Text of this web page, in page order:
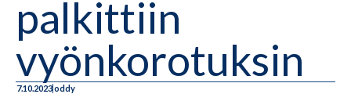
palkittiin
vyönkorotuksin
7.10.2023oddy